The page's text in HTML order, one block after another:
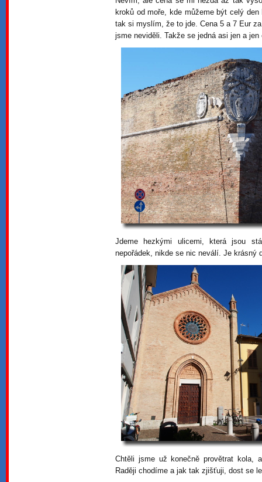
kroků od moře, kde můžeme být celý
tak si myslím, že to jde. Cena 5 a 7 Eur
jsme neviděli. Takže se jedná asi jen a jen
Jdeme hezkými ulicemi, která jsou
nepořádek, nikde se nic neválí. Je krásný
Chtěli jsme už konečně provětrat kola,
Raději chodíme a jak tak zjišťuji, dost se